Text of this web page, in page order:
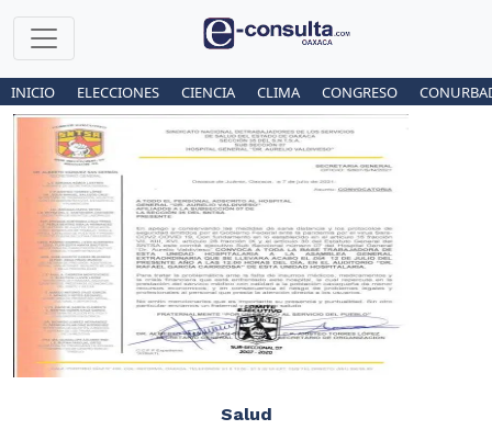
INICIO ELECCIONES CIENCIA CLIMA CONGRESO
Salud